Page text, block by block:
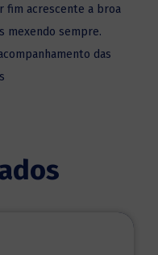
fim acrescente a broa
mexendo sempre.
das